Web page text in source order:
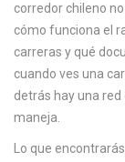
corredor chileno
cómo funciona el
carreras y qué
cuando ves una
detrás hay una red
maneja.
Lo que